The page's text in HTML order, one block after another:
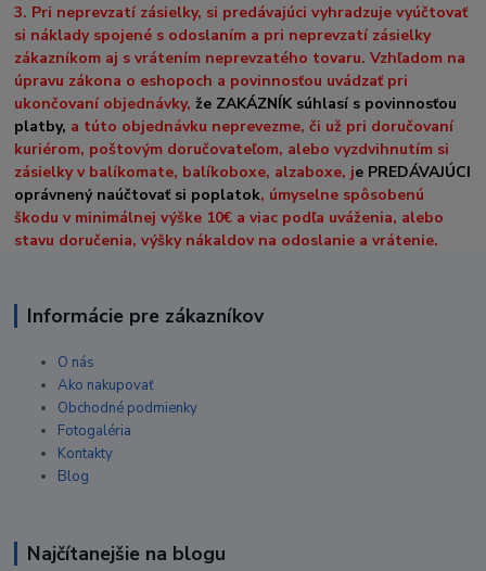
3. Pri neprevzatí zásielky, si predávajúci vyhradzuje vyúčtovať
si náklady spojené s odoslaním a pri neprevzatí zásielky
zákazníkom aj s vrátením neprevzatého tovaru. Vzhľadom na
úpravu zákona o eshopoch a povinnosťou uvádzať pri
ukončovaní objednávky,že ZAKÁZNÍK súhlasí s povinnosťou
platby, a túto objednávku neprevezme, či už pri doručovaní
kuriérom, poštovým doručovateľom, alebo vyzdvihnutím si
zásielky v balíkomate, balíkoboxe, alzaboxe, je PREDÁVAJÚCI
oprávnený naúčtovať si poplatok, úmyselne spôsobenú
škodu v minimálnej výške 10€ a viac podľa uváženia, alebo
stavu doručenia, výšky nákaldov na odoslanie a vrátenie.
Informácie pre zákazníkov
O nás
Ako nakupovať
Obchodné podmienky
Fotogaléria
Kontakty
Blog
Najčítanejšie na blogu